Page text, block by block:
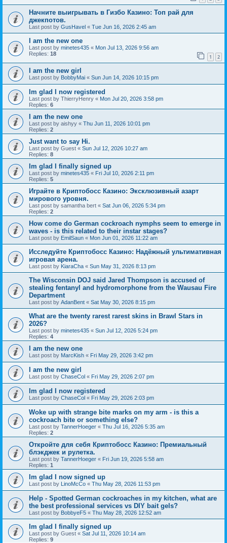
Начните выигрывать в Гизбо Казино: Топ рай для
джекпотов.
Last post by GusHavel « Tue Jun 16, 2026 2:45 am
I am the new one
Last post by minetes435 « Mon Jul 13, 2026 9:56 am
Replies: 18 1 2
I am the new girl
Last post by BobbyMai « Sun Jun 14, 2026 10:15 pm
Im glad I now registered
Last post by ThierryHenry « Mon Jul 20, 2026 3:58 pm
Replies: 6
I am the new one
Last post by aishyy « Thu Jun 11, 2026 10:01 pm
Replies: 2
Just want to say Hi.
Last post by Guest « Sun Jul 12, 2026 10:27 am
Replies: 8
Im glad I finally signed up
Last post by minetes435 « Fri Jul 10, 2026 2:11 pm
Replies: 5
Играйте в Криптобосс Казино: Эксклюзивный азарт
мирового уровня.
Last post by samantha bert « Sat Jun 06, 2026 5:34 pm
Replies: 2
How come do German cockroach nymphs seem to emerge in
waves - is this related to their instar stages?
Last post by EmilSaun « Mon Jun 01, 2026 11:22 am
Исследуйте Криптобосс Казино: Надёжный ультимативная
игровая арена.
Last post by KiaraCha « Sun May 31, 2026 8:13 pm
The Wisconsin DOJ said Jared Thompson is accused of
stealing fentanyl and hydromorphone from the Wausau Fire
Department
Last post by AdanBent « Sat May 30, 2026 8:15 pm
What are the twenty rarest rarest skins in Brawl Stars in
2026?
Last post by minetes435 « Sun Jul 12, 2026 5:24 pm
Replies: 4
I am the new one
Last post by MarcKish « Fri May 29, 2026 3:42 pm
I am the new girl
Last post by ChaseCol « Fri May 29, 2026 2:07 pm
Im glad I now registered
Last post by ChaseCol « Fri May 29, 2026 2:03 pm
Woke up with strange bite marks on my arm - is this a
cockroach bite or something else?
Last post by TannerHoeger « Thu Jul 16, 2026 5:35 am
Replies: 2
Откройте для себя Криптобосс Казино: Премиальный
блэкджек и рулетка.
Last post by TannerHoeger « Fri Jun 19, 2026 5:58 am
Replies: 1
Im glad I now signed up
Last post by LinoMcCo « Thu May 28, 2026 11:53 pm
Help - Spotted German cockroaches in my kitchen, what are
the best professional services vs DIY bait gels?
Last post by BobbyeF5 « Thu May 28, 2026 12:52 am
Im glad I finally signed up
Last post by Guest « Sat Jul 11, 2026 10:14 am
Replies: 9